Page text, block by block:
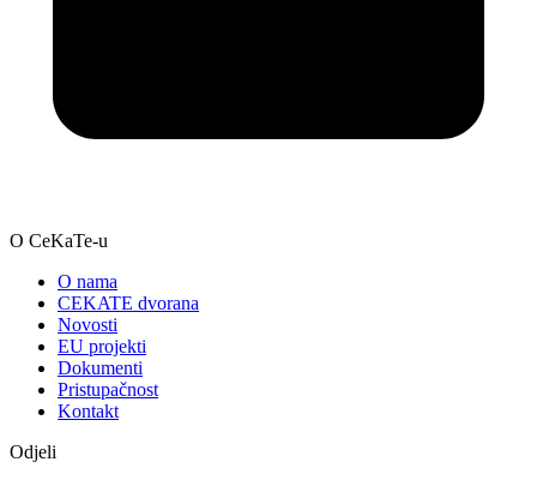
O CeKaTe-u
O nama
CEKATE dvorana
Novosti
EU projekti
Dokumenti
Pristupačnost
Kontakt
Odjeli